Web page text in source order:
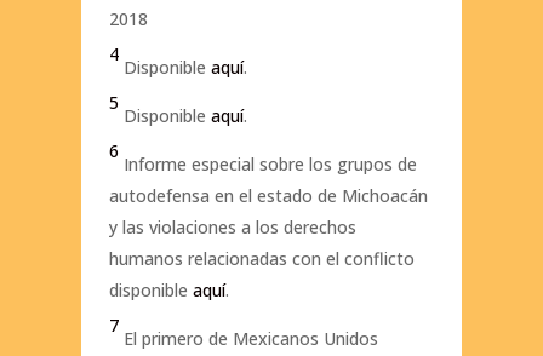
2018
4
Disponible aquí.
5
Disponible aquí.
6
Informe especial sobre los grupos de
autodefensa en el estado de Michoacán
y las violaciones a los derechos
humanos relacionadas con el conflicto
disponible aquí.
7
El primero de Mexicanos Unidos